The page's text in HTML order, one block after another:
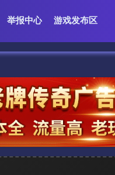
举报中心 游戏发布区